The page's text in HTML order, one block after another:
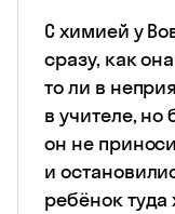
С химией у
сразу, как
то ли в
в учителе,
он не
и
ребёнок туда